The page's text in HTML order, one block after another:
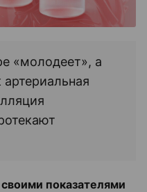
«молодеет», а
артериальная
показателями